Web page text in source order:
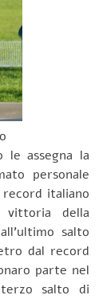
le assegna la
personale
record italiano
della
salto
dal record
parte nel
salto di